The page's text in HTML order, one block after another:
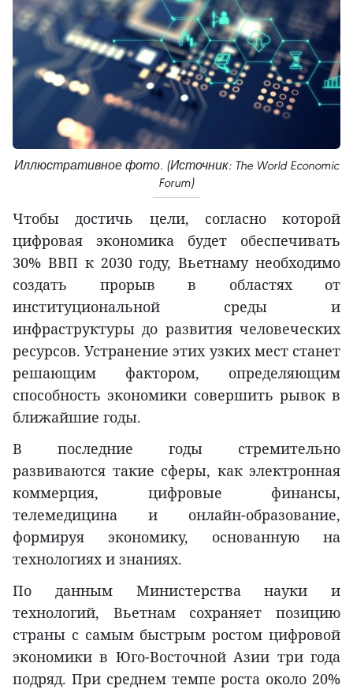
Иллюстративное фото. (Источник: The World Economic
Forum)
Чтобы достичь цели, согласно которой
цифровая экономика будет обеспечивать
30% ВВП к 2030 году, Вьетнаму необходимо
создать прорыв в областях от
институциональной среды и
инфраструктуры до развития человеческих
ресурсов. Устранение этих узких мест станет
решающим фактором, определяющим
способность экономики совершить рывок в
ближайшие годы.
В последние годы стремительно
развиваются такие сферы, как электронная
коммерция, цифровые финансы,
телемедицина и онлайн-образование,
формируя экономику, основанную на
технологиях и знаниях.
По данным Министерства науки и
технологий, Вьетнам сохраняет позицию
страны с самым быстрым ростом цифровой
экономики в Юго-Восточной Азии три года
подряд. При среднем темпе роста около 20%